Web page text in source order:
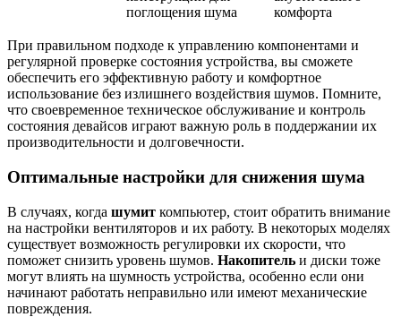
поглощения шума
комфорта
При правильном подходе к управлению компонентами и
регулярной проверке состояния устройства, вы сможете
обеспечить его эффективную работу и комфортное
использование без излишнего воздействия шумов. Помните,
что своевременное техническое обслуживание и контроль
состояния девайсов играют важную роль в поддержании их
производительности и долговечности.
Оптимальные настройки для снижения шума
В случаях, когда шумит компьютер, стоит обратить внимание
на настройки вентиляторов и их работу. В некоторых моделях
существует возможность регулировки их скорости, что
поможет снизить уровень шумов. Накопитель и диски тоже
могут влиять на шумность устройства, особенно если они
начинают работать неправильно или имеют механические
повреждения.